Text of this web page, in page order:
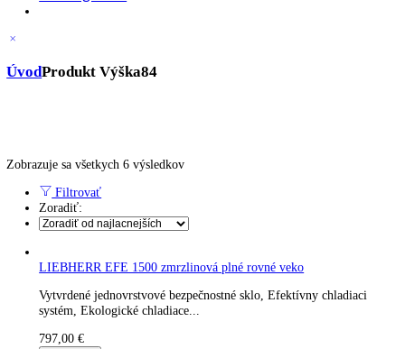
Ultra nízka teplota -86 °C
Skladovanie výbušných látok
Uncategorized
Úvod